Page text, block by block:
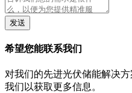
发送
希望您能联系我们
对我们的先进光伏储能解决
我们以获取更多信息。